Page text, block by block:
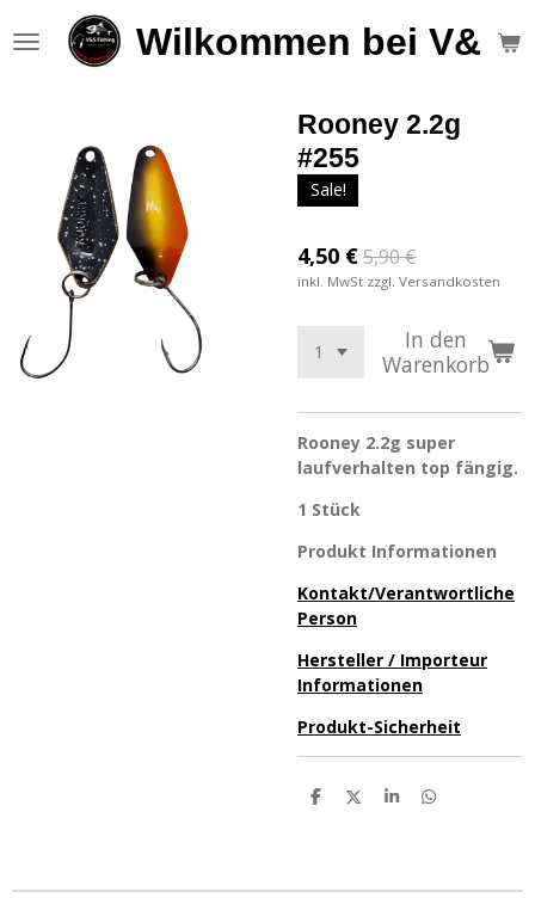
Hauptinhalt
Wilkommen bei V&S
Rooney 2.2g
#255
Sale!
4,50 €5,90 €
inkl. MwSt zzgl. Versandkosten
In den
Warenkorb
Rooney 2.2g super
laufverhalten top fängig.
1 Stück
Produkt Informationen
Kontakt/Verantwortliche
Person
Hersteller / Importeur
Informationen
Produkt-Sicherheit
T
n
T
n
T
n
T
n